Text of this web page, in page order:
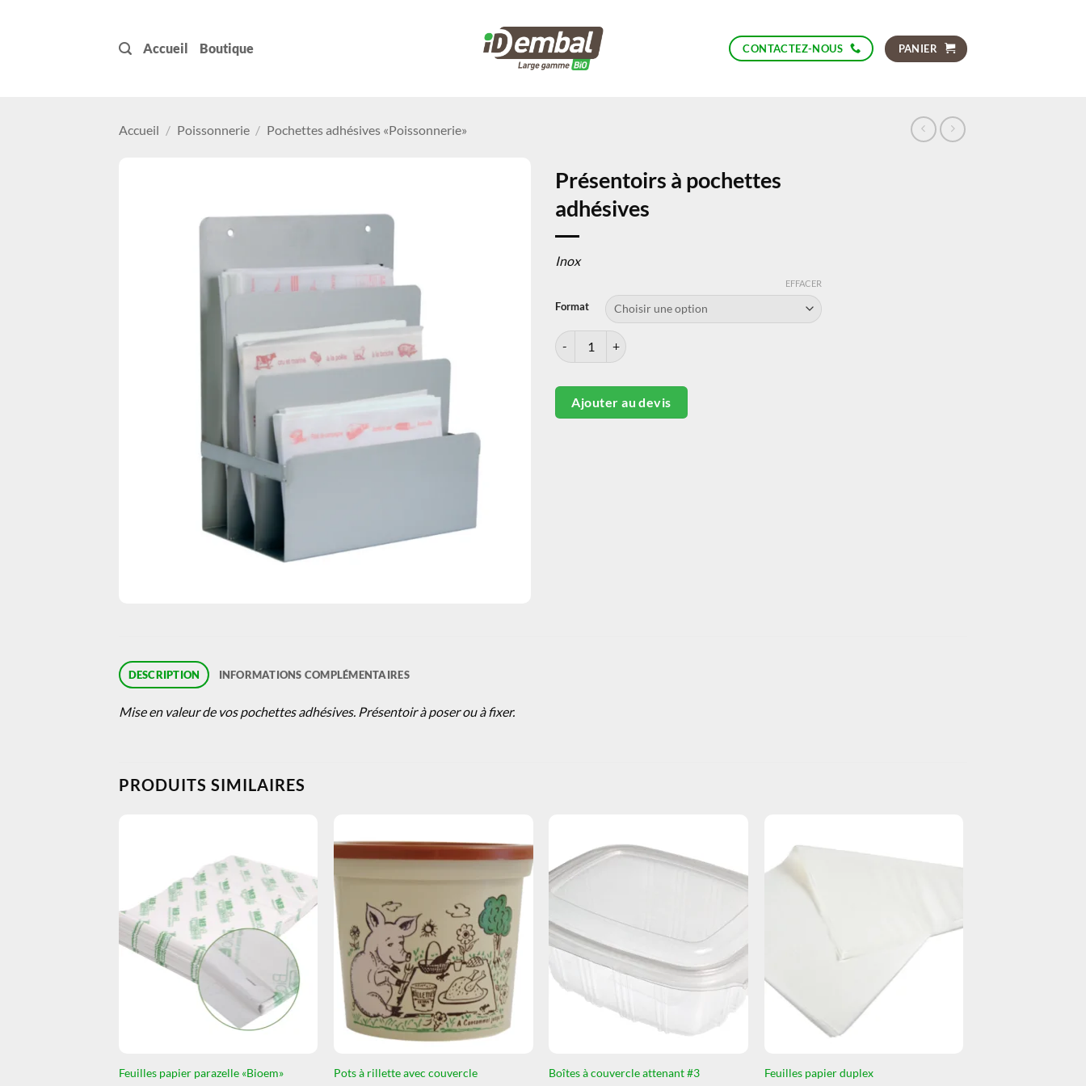
Accueil Boutique CONTACTEZ-NOUS PANIER
Accueil / Poissonnerie / Pochettes adhésives «Poissonnerie»
Présentoirs à pochettes
adhésives
Inox
Format
EFFACER
quantité de Présentoirs à pochettes adhésives
Ajouter au devis
DESCRIPTION INFORMATIONS COMPLÉMENTAIRES
Mise en valeur de vos pochettes adhésives. Présentoir à poser ou à fixer.
PRODUITS SIMILAIRES
Feuilles papier parazelle «Bioem» Pots à rillette avec couvercle Boîtes à couvercle attenant #3 Feuilles papier duplex